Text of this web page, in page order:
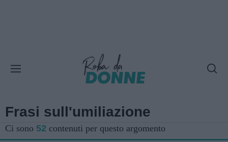
Frasi sull'umiliazione
Ci sono 52 contenuti per questo argomento